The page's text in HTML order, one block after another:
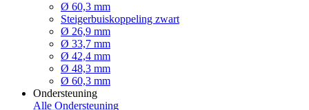
Ø 60,3 mm
Steigerbuiskoppeling zwart
Ø 26,9 mm
Ø 33,7 mm
Ø 42,4 mm
Ø 48,3 mm
Ø 60,3 mm
Ondersteuning
Alle Ondersteuning